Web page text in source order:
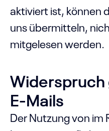
aktiviert ist, können
uns übermitteln,
mitgelesen werden.
E-Mails
Der Nutzung von im